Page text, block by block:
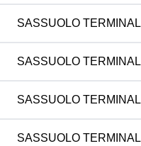
SASSUOLO TERMINAL
SASSUOLO TERMINAL
SASSUOLO TERMINAL
SASSUOLO TERMINAL